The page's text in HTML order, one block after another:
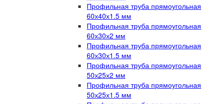
Профильная труба прямоугольная
60х40х1.5 мм
Профильная труба прямоугольная
60х30х2 мм
Профильная труба прямоугольная
60х30х1.5 мм
Профильная труба прямоугольная
50х25х2 мм
Профильная труба прямоугольная
50х25х1.5 мм